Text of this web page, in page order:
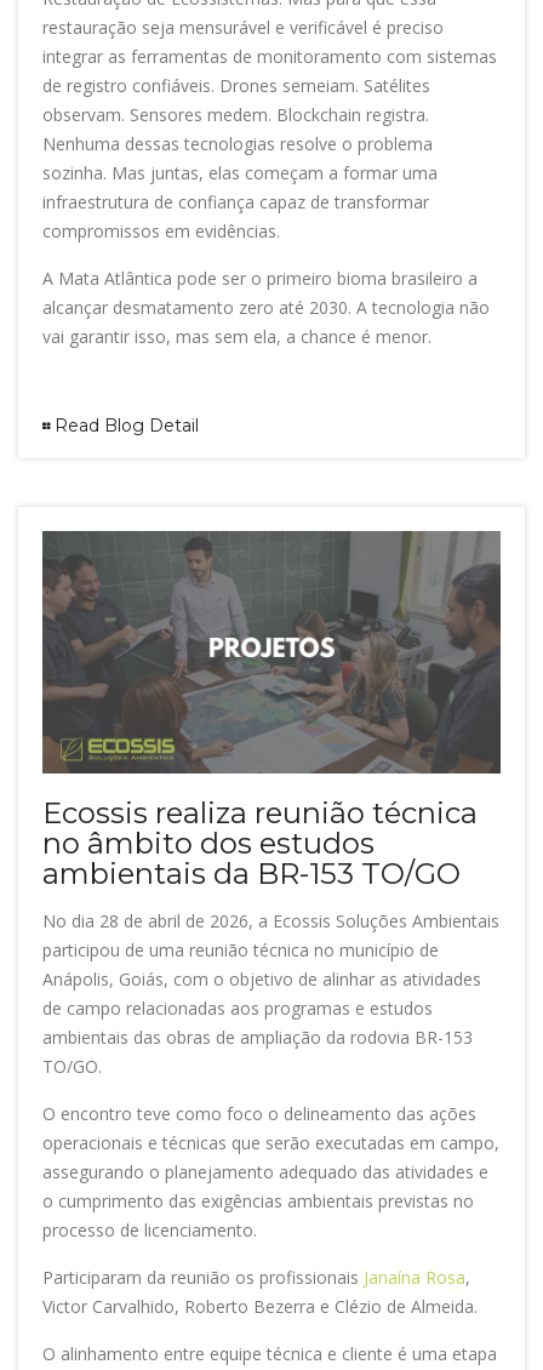
restauração seja mensurável e verificável é preciso
integrar as ferramentas de monitoramento com sistemas
de registro confiáveis. Drones semeiam. Satélites
observam. Sensores medem. Blockchain registra.
Nenhuma dessas tecnologias resolve o problema
sozinha. Mas juntas, elas começam a formar uma
infraestrutura de confiança capaz de transformar
compromissos em evidências.
A Mata Atlântica pode ser o primeiro bioma brasileiro a
alcançar desmatamento zero até 2030. A tecnologia não
vai garantir isso, mas sem ela, a chance é menor.
Read Blog Detail
Ecossis realiza reunião técnica
no âmbito dos estudos
ambientais da BR-153 TO/GO
No dia 28 de abril de 2026, a Ecossis Soluções Ambientais
participou de uma reunião técnica no município de
Anápolis, Goiás, com o objetivo de alinhar as atividades
de campo relacionadas aos programas e estudos
ambientais das obras de ampliação da rodovia BR-153
TO/GO.
O encontro teve como foco o delineamento das ações
operacionais e técnicas que serão executadas em campo,
assegurando o planejamento adequado das atividades e
o cumprimento das exigências ambientais previstas no
processo de licenciamento.
Participaram da reunião os profissionais Janaína Rosa,
Victor Carvalhido, Roberto Bezerra e Clézio de Almeida.
O alinhamento entre equipe técnica e cliente é uma etapa